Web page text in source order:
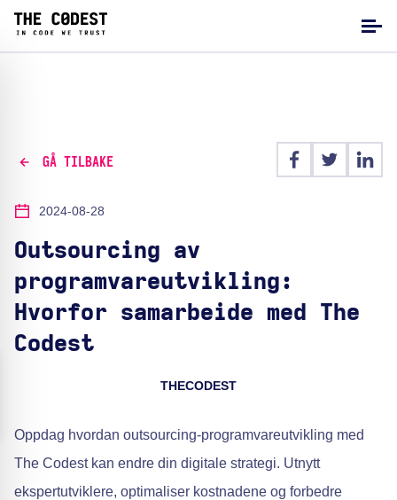
GÅ TILBAKE
2024-08-28
Outsourcing av
programvareutvikling:
Hvorfor samarbeide med The
Codest
THECODEST
Oppdag hvordan outsourcing-programvareutvikling med
The Codest kan endre din digitale strategi. Utnytt
ekspertutviklere, optimaliser kostnadene og forbedre